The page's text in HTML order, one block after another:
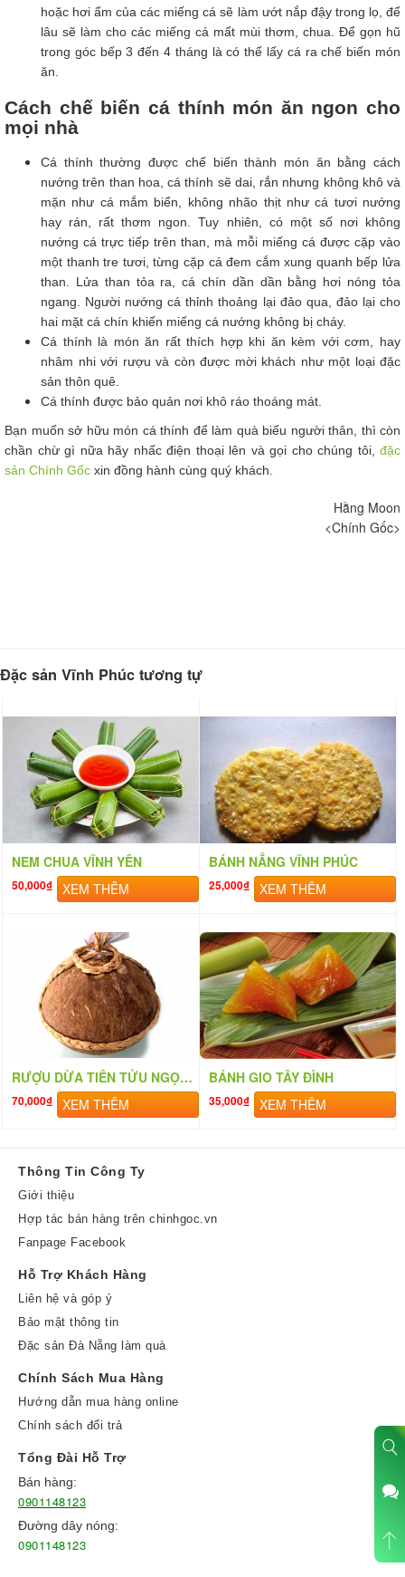
hoặc hơi ẩm của các miếng cá sẽ làm ướt nắp đậy trong lọ, để
lâu sẽ làm cho các miếng cá mất mùi thơm, chua. Để gọn hũ
trong góc bếp 3 đến 4 tháng là có thể lấy cá ra chế biến món
ăn.
Cách chế biến cá thính món ăn ngon cho
mọi nhà
Cá thính thường được chế biến thành món ăn bằng cách
nướng trên than hoa, cá thính sẽ dai, rắn nhưng không khô và
mặn như cá mắm biển, không nhão thịt như cá tươi nướng
hay rán, rất thơm ngon. Tuy nhiên, có một số nơi không
nướng cá trực tiếp trên than, mà mỗi miếng cá được cặp vào
một thanh tre tươi, từng cặp cá đem cắm xung quanh bếp lửa
than. Lửa than tỏa ra, cá chín dần dần bằng hơi nóng tỏa
ngang. Người nướng cá thỉnh thoảng lại đảo qua, đảo lại cho
hai mặt cá chín khiến miếng cá nướng không bị cháy.
Cá thính là món ăn rất thích hợp khi ăn kèm với cơm, hay
nhâm nhi với rượu và còn được mời khách như một loại đặc
sản thôn quê.
Cá thính được bảo quản nơi khô ráo thoáng mát.
​Bạn muốn sở hữu món cá thính để làm quà biếu người thân, thì còn
chần chừ gì nữa hãy nhấc điện thoại lên và gọi cho chúng tôi, đặc
sản Chính Gốc xin đồng hành cùng quý khách.
​Hằng Moon
<Chính Gốc>
Đặc sản Vĩnh Phúc tương tự
NEM CHUA VĨNH YÊN
50,000₫ XEM THÊM
BÁNH NẲNG VĨNH PHÚC
25,000₫ XEM THÊM
RƯỢU DỪA TIÊN TỬU NGỌC HOA
70,000₫ XEM THÊM
BÁNH GIO TÂY ĐÌNH
35,000₫ XEM THÊM
Thông Tin Công Ty
Giới thiệu
Hợp tác bán hàng trên chinhgoc.vn
Fanpage Facebook
Hỗ Trợ Khách Hàng
Liên hệ và góp ý
Bảo mật thông tin
Đặc sản Đà Nẵng làm quà
Chính Sách Mua Hàng
Hướng dẫn mua hàng online
Chính sách đổi trả
Tổng Đài Hỗ Trợ
Bán hàng:
0901148123
Đường dây nóng:
0901148123